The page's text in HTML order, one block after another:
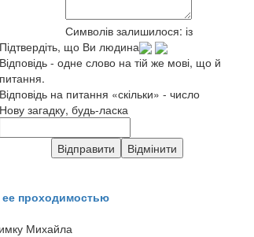
Символів залишилося: із
Підтвердіть, що Ви людина
Відповідь - одне слово на тій же мові, що й
питання.
Відповідь на питання «скільки» - число
Нову загадку, будь-ласка
ее проходимостью
Михайла